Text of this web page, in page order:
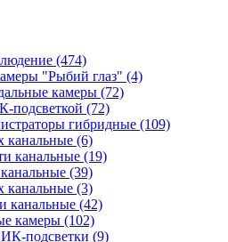
(474)
"Рыбий глаз" (4)
камеры (72)
подсветкой (72)
гибридные (109)
канальные (6)
канальные (19)
(39)
канальные (3)
канальные (42)
камеры (102)
ИК-подсветки (9)